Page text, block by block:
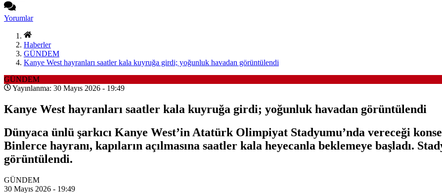
Yorumlar
Haberler
GÜNDEM
Kanye West hayranları saatler kala kuyruğa girdi; yoğunluk havadan görüntülendi
GÜNDEM
Yayınlanma: 30 Mayıs 2026 - 19:49
Kanye West hayranları saatler kala kuyruğa girdi; yoğunluk havadan görüntülendi
Dünyaca ünlü şarkıcı Kanye West’in Atatürk Olimpiyat Stadyumu’nda vereceği
Binlerce hayranı, kapıların açılmasına saatler kala heyecanla beklemeye başladı.
görüntülendi.
GÜNDEM
30 Mayıs 2026 - 19:49